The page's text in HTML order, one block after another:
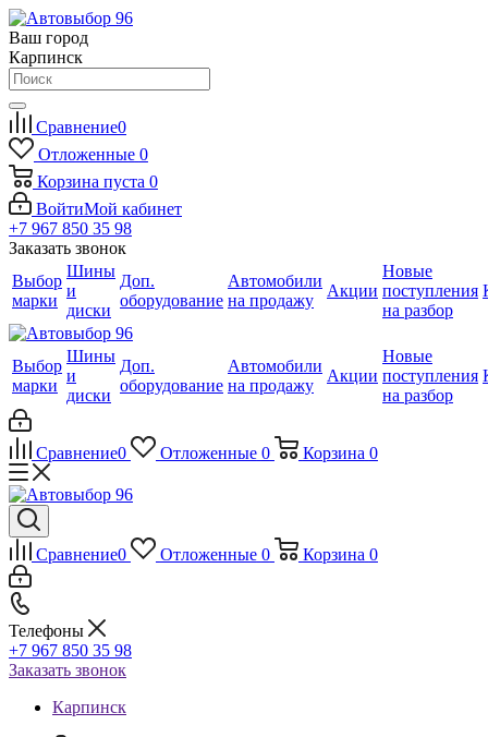
Ваш город
Карпинск
Сравнение0
Отложенные 0
Корзина пуста 0
ВойтиМой кабинет
+7 967 850 35 98
Заказать звонок
Выбор
марки
Шины
и
диски
Доп.
оборудование
Автомобили
на продажу
Акции
Новые
поступления
на разбор
Выбор
марки
Шины
и
диски
Доп.
оборудование
Автомобили
на продажу
Акции
Новые
поступления
на разбор
Сравнение0 Отложенные 0 Корзина 0
Сравнение0 Отложенные 0 Корзина 0
Телефоны
+7 967 850 35 98
Заказать звонок
Карпинск